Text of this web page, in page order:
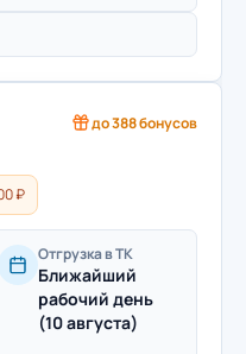
до388бонусов
₽
Отгрузка в ТК
Ближайший
рабочий день
(10 августа)